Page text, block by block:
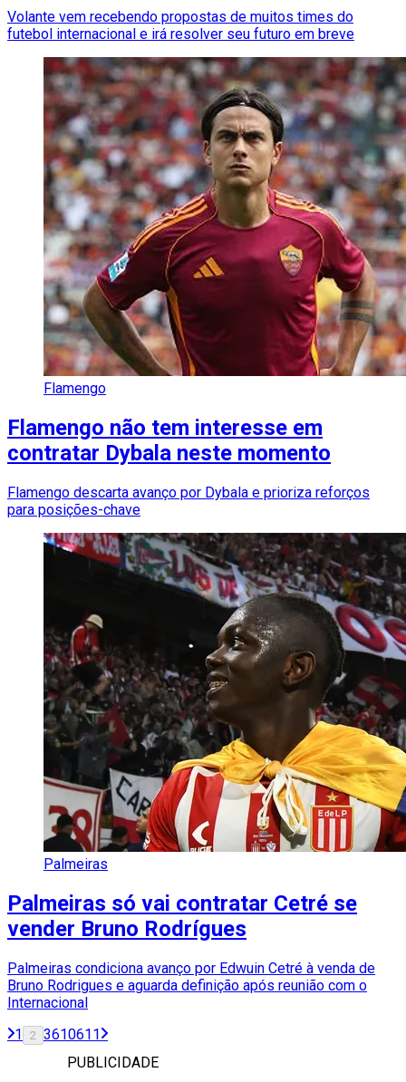
Volante vem recebendo propostas de muitos times do
futebol internacional e irá resolver seu futuro em breve
Flamengo
Flamengo não tem interesse em
contratar Dybala neste momento
Flamengo descarta avanço por Dybala e prioriza reforços
para posições-chave
Palmeiras
Palmeiras só vai contratar Cetré se
vender Bruno Rodrígues
Palmeiras condiciona avanço por Edwuin Cetré à venda de
Bruno Rodrigues e aguarda definição após reunião com o
Internacional
1
2 3610611
PUBLICIDADE